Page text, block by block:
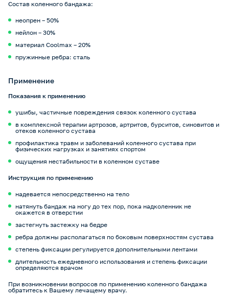
Состав коленного бандажа:
неопрен – 50%
нейлон – 30%
материал Coolmax – 20%
пружинные ребра: сталь
Применение
Показания к применению
ушибы, частичные повреждения связок коленного сустава
в комплексной терапии артрозов, артритов, бурситов, синовитов и
отеков коленного сустава
профилактика травм и заболеваний коленного сустава при
физических нагрузках и занятиях спортом
ощущения нестабильности в коленном суставе
Инструкция по применению
надевается непосредственно на тело
натянуть бандаж на ногу до тех пор, пока надколенник не
окажется в отверстии
застегнуть застежку на бедре
ребра должны располагаться по боковым поверхностям сустава
степень фиксации регулируется дополнительными лентами
длительность ежедневного использования и степень фиксации
определяются врачом
При возникновении вопросов по применению коленного бандажа
обратитесь к Вашему лечащему врачу.